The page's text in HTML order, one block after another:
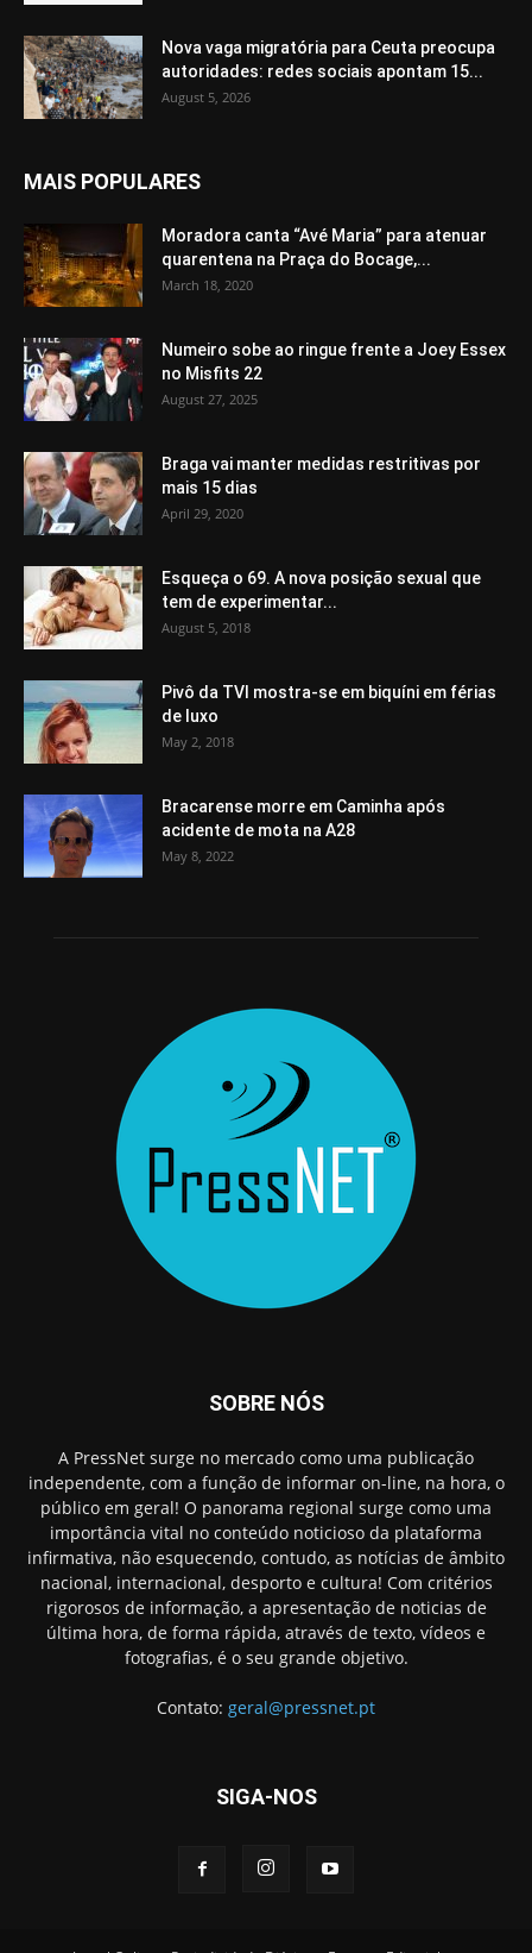
Nova vaga migratória para Ceuta preocupa
autoridades: redes sociais apontam 15...
August 5, 2026
MAIS POPULARES
Moradora canta “Avé Maria” para atenuar
quarentena na Praça do Bocage,...
March 18, 2020
Numeiro sobe ao ringue frente a Joey Essex
no Misfits 22
August 27, 2025
Braga vai manter medidas restritivas por
mais 15 dias
April 29, 2020
Esqueça o 69. A nova posição sexual que
tem de experimentar...
August 5, 2018
Pivô da TVI mostra-se em biquíni em férias
de luxo
May 2, 2018
Bracarense morre em Caminha após
acidente de mota na A28
May 8, 2022
SOBRE NÓS
A PressNet surge no mercado como uma publicação
independente, com a função de informar on-line, na hora, o
público em geral! O panorama regional surge como uma
importância vital no conteúdo noticioso da plataforma
infirmativa, não esquecendo, contudo, as notícias de âmbito
nacional, internacional, desporto e cultura! Com critérios
rigorosos de informação, a apresentação de noticias de
última hora, de forma rápida, através de texto, vídeos e
fotografias, é o seu grande objetivo.
Contato: geral@pressnet.pt
SIGA-NOS